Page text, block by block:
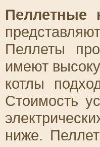
Пеллетные
Пеллеты
имеют
котлы
Стоимость
ниже.